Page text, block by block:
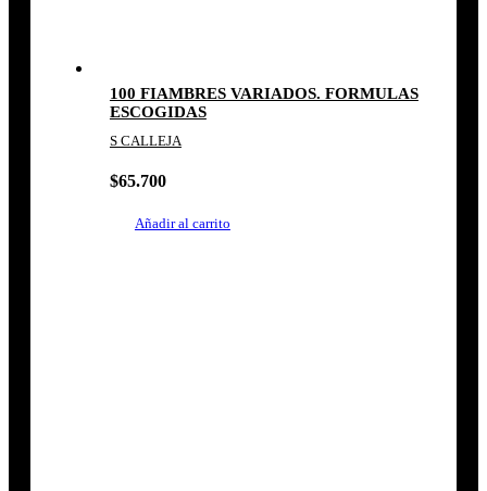
100 FIAMBRES VARIADOS. FORMULAS
ESCOGIDAS
S CALLEJA
$65.700
Añadir al carrito